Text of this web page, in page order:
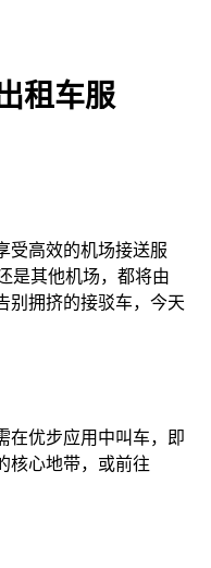
租车服
受高效的机场接送服
是其他机场，都将由
别拥挤的接驳车，今天
在优步应用中叫车，即
核心地带，或前往